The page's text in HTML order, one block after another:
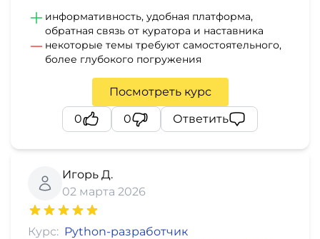
информативность, удобная платформа,
обратная связь от куратора и наставника
некоторые темы требуют самостоятельного,
более глубокого погружения
Посмотреть курс
0
0 Ответить
Игорь Д.
02 марта 2026
Курс: Python-разработчик